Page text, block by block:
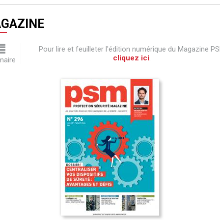
Pour lire et feuilleter l'édition numérique du Magazine
cliquez ici.